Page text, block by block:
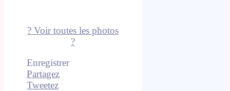
? Voir toutes les photos
?
Enregistrer
Partagez
Tweetez